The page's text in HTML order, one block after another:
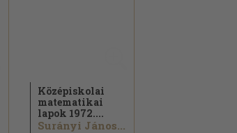
Középiskolai
matematikai
lapok 1972....
Surányi János...